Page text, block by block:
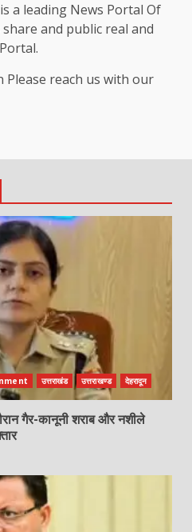
a leading News Portal Of
and public real and
Please reach us with our
उत्तराखंड उत्तराखण्ड देहरादून
गैर-कानूनी शराब और नशीले